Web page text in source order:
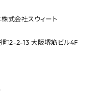
式会社スウィート
町2-2-13 大阪堺筋ビル4F